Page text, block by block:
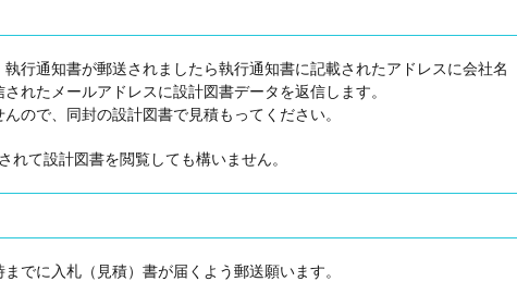
行通知書が郵送されましたら執行通知書に記載されたアドレスに会社名
れたメールアドレスに設計図書データを返信します。
ので、同封の設計図書で見積もってください。
て設計図書を閲覧しても構いません。
でに入札（見積）書が届くよう郵送願います。